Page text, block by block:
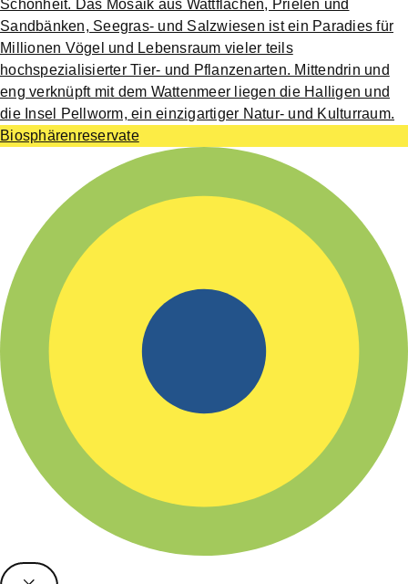
Schönheit. Das Mosaik aus Wattflächen, Prielen und
Sandbänken, Seegras- und Salzwiesen ist ein Paradies für
Millionen Vögel und Lebensraum vieler teils
hochspezialisierter Tier- und Pflanzenarten. Mittendrin und
eng verknüpft mit dem Wattenmeer liegen die Halligen und
die Insel Pellworm, ein einzigartiger Natur- und Kulturraum.
Biosphärenreservate